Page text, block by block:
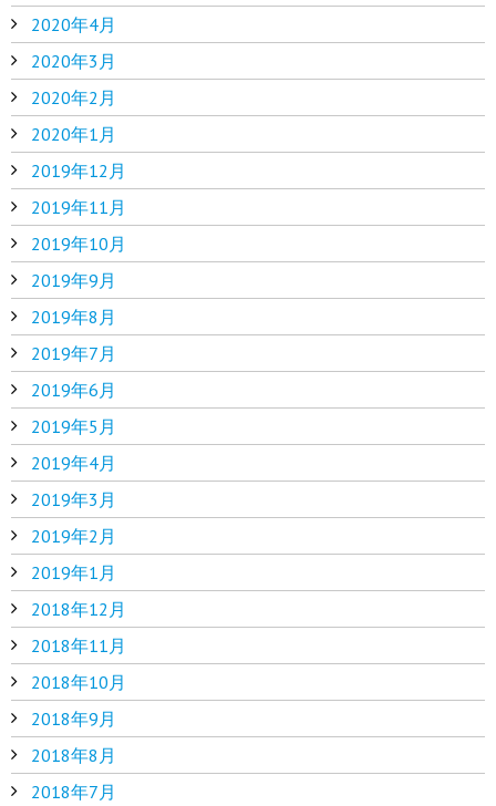
2020年4月
2020年3月
2020年2月
2020年1月
2019年12月
2019年11月
2019年10月
2019年9月
2019年8月
2019年7月
2019年6月
2019年5月
2019年4月
2019年3月
2019年2月
2019年1月
2018年12月
2018年11月
2018年10月
2018年9月
2018年8月
2018年7月